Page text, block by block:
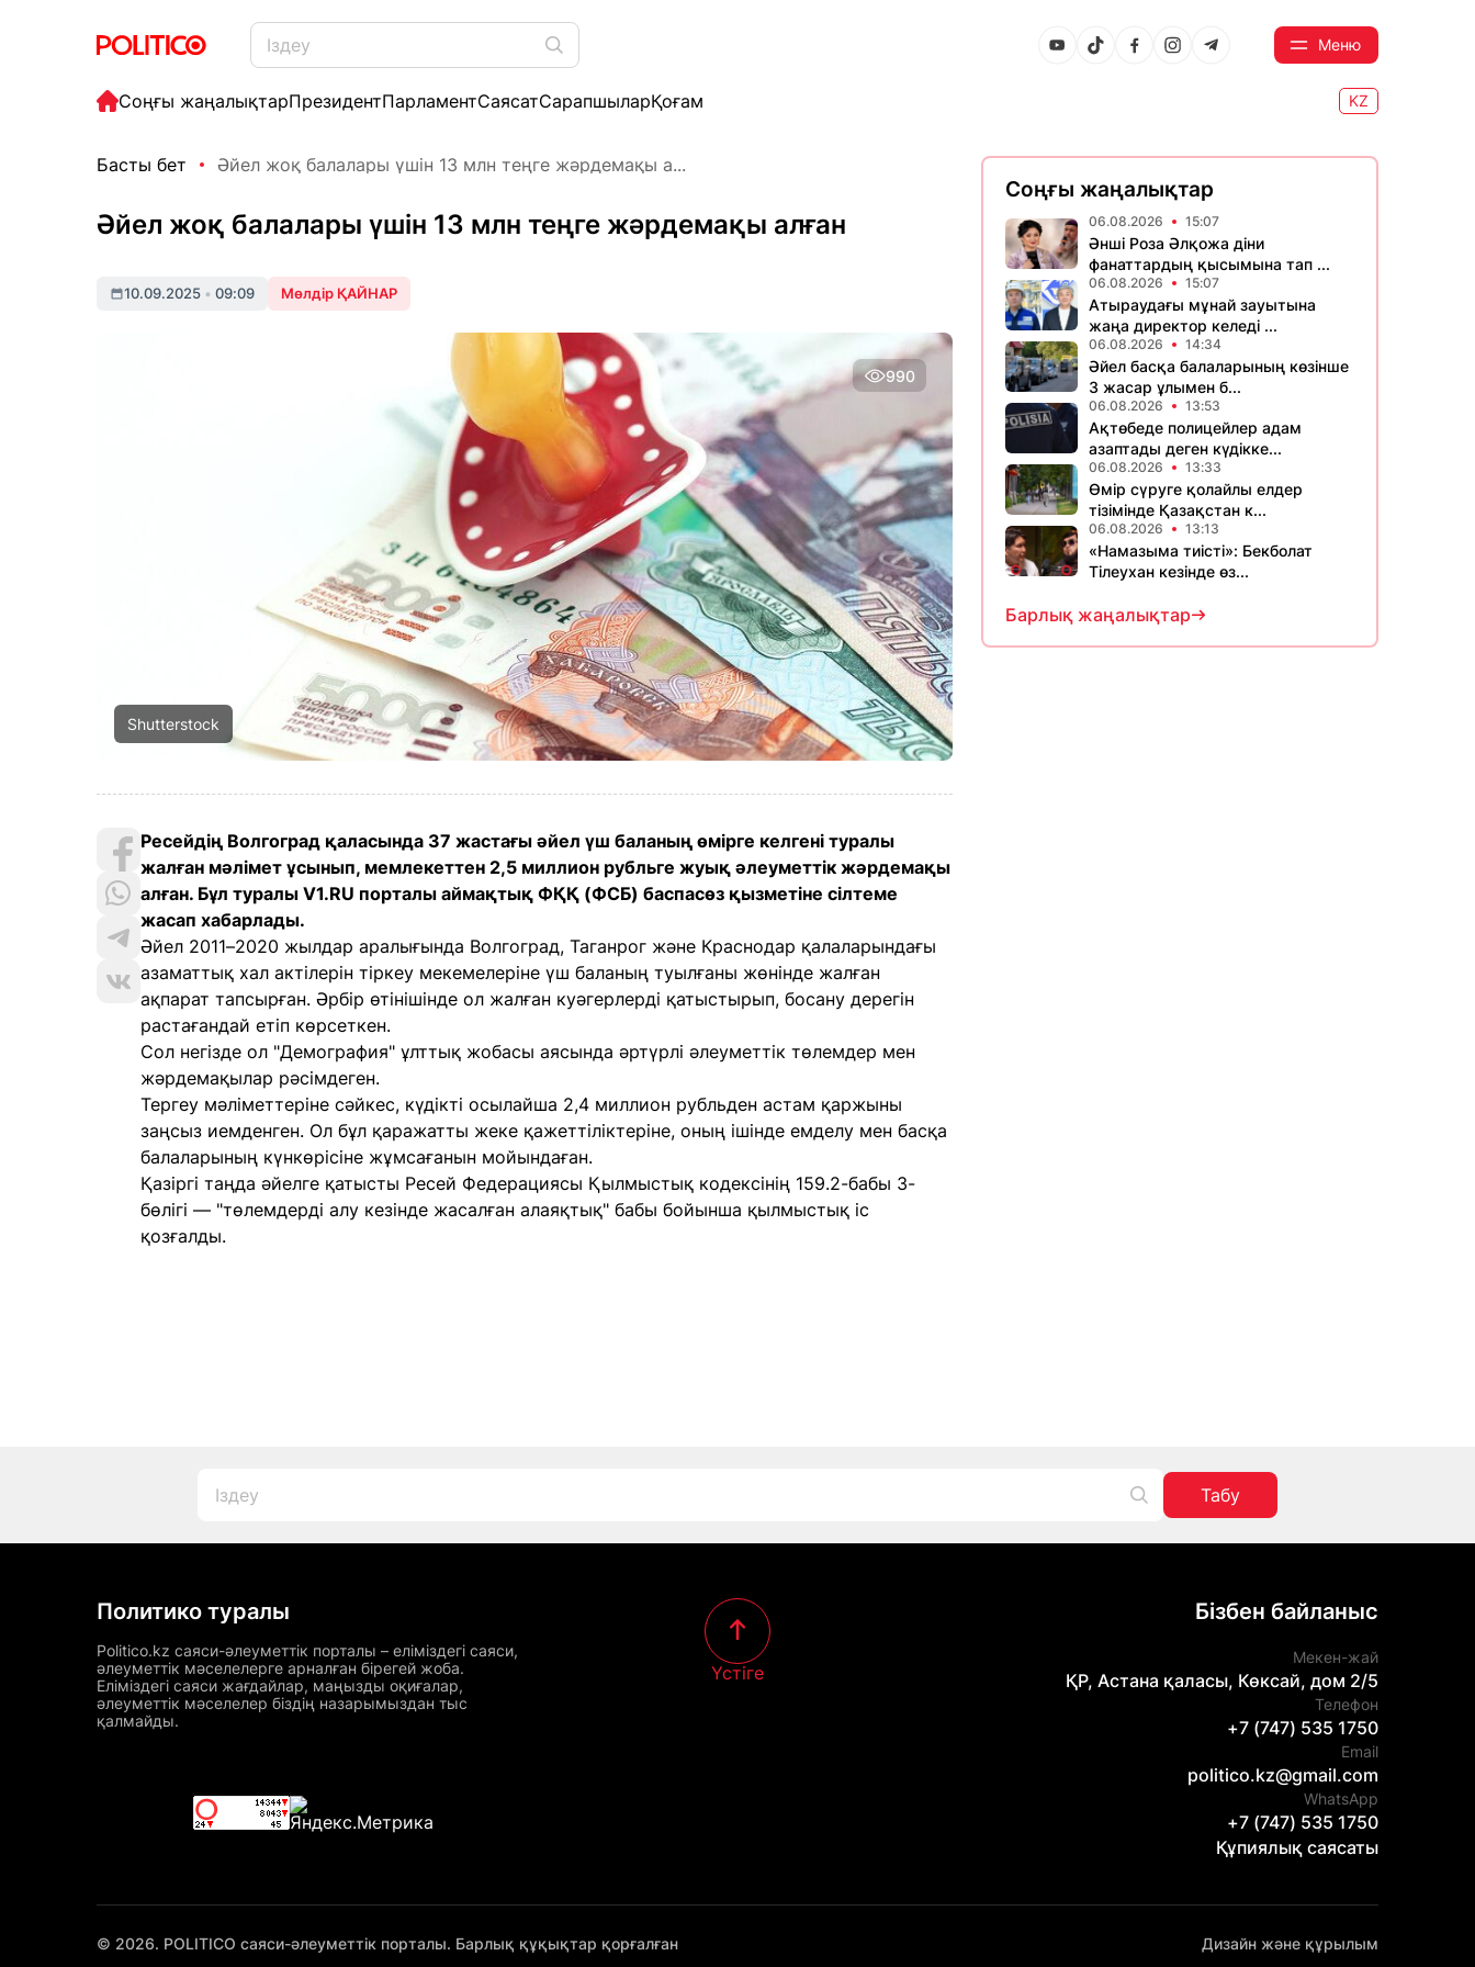
Меню
Соңғы жаңалықтарПрезидентПарламентСаясатСарапшыларҚоғам KZ
Басты бет Әйел жоқ балалары үшін 13 млн теңге жәрдемақы а...
Әйел жоқ балалары үшін 13 млн теңге жәрдемақы алған
10.09.2025 • 09:09 Мөлдір ҚАЙНАР
990
Shutterstock
Ресейдің Волгоград қаласында 37 жастағы әйел үш баланың өмірге келгені туралы
жалған мәлімет ұсынып, мемлекеттен 2,5 миллион рубльге жуық әлеуметтік жәрдемақы
алған. Бұл туралы V1.RU порталы аймақтық ФҚҚ (ФСБ) баспасөз қызметіне сілтеме
жасап хабарлады.
Әйел 2011–2020 жылдар аралығында Волгоград, Таганрог және Краснодар қалаларындағы
азаматтық хал актілерін тіркеу мекемелеріне үш баланың туылғаны жөнінде жалған
ақпарат тапсырған. Әрбір өтінішінде ол жалған куәгерлерді қатыстырып, босану дерегін
растағандай етіп көрсеткен.
Сол негізде ол "Демография" ұлттық жобасы аясында әртүрлі әлеуметтік төлемдер мен
жәрдемақылар рәсімдеген.
Тергеу мәліметтеріне сәйкес, күдікті осылайша 2,4 миллион рубльден астам қаржыны
заңсыз иемденген. Ол бұл қаражатты жеке қажеттіліктеріне, оның ішінде емделу мен басқа
балаларының күнкөрісіне жұмсағанын мойындаған.
Қазіргі таңда әйелге қатысты Ресей Федерациясы Қылмыстық кодексінің 159.2-бабы 3-
бөлігі — "төлемдерді алу кезінде жасалған алаяқтық" бабы бойынша қылмыстық іс
қозғалды.
Соңғы жаңалықтар
06.08.2026 15:07
Әнші Роза Әлқожа діни
фанаттардың қысымына тап ...
06.08.2026 15:07
Атыраудағы мұнай зауытына
жаңа директор келеді ...
06.08.2026 14:34
Әйел басқа балаларының көзінше
3 жасар ұлымен б...
06.08.2026 13:53
Ақтөбеде полицейлер адам
азаптады деген күдікке...
06.08.2026 13:33
Өмір сүруге қолайлы елдер
тізімінде Қазақстан к...
06.08.2026 13:13
«Намазыма тиісті»: Бекболат
Тілеухан кезінде өз...
Барлық жаңалықтар
Табу
Политико туралы
Politico.kz саяси-әлеуметтік порталы – еліміздегі саяси,
әлеуметтік мәселелерге арналған бірегей жоба.
Еліміздегі саяси жағдайлар, маңызды оқиғалар,
әлеуметтік мәселелер біздің назарымыздан тыс
қалмайды.
Үстіге
Бізбен байланыс
Мекен-жай
ҚР, Астана қаласы, Көксай, дом 2/5
Телефон
+7 (747) 535 1750
Email
politico.kz@gmail.com
WhatsApp
+7 (747) 535 1750
Құпиялық саясаты
© 2026. POLITICO саяси-әлеуметтік порталы. Барлық құқықтар қорғалған Дизайн және құрылым